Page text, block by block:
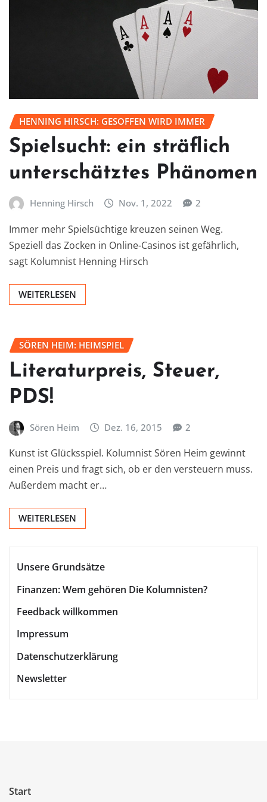
HENNING HIRSCH: GESOFFEN WIRD IMMER
Spielsucht: ein sträflich
unterschätztes Phänomen
Henning Hirsch Nov. 1, 2022 2
Immer mehr Spielsüchtige kreuzen seinen Weg.
Speziell das Zocken in Online-Casinos ist gefährlich,
sagt Kolumnist Henning Hirsch
WEITERLESEN
SÖREN HEIM: HEIMSPIEL
Literaturpreis, Steuer,
PDS!
Sören Heim Dez. 16, 2015 2
Kunst ist Glücksspiel. Kolumnist Sören Heim gewinnt
einen Preis und fragt sich, ob er den versteuern muss.
Außerdem macht er…
WEITERLESEN
Unsere Grundsätze
Finanzen: Wem gehören Die Kolumnisten?
Feedback willkommen
Impressum
Datenschutzerklärung
Newsletter
Start